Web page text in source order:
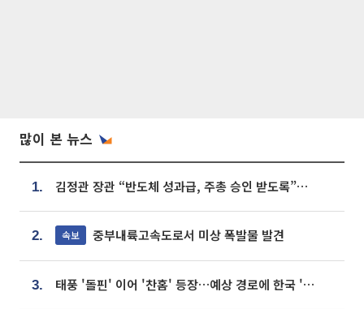
많이 본 뉴스
1. 김정관 장관 “반도체 성과급, 주총 승인 받도록”…상법·자본시장법 개정 시사
2. 속보 중부내륙고속도로서 미상 폭발물 발견
3. 태풍 '돌핀' 이어 '찬홈' 등장…예상 경로에 한국 '한숨'